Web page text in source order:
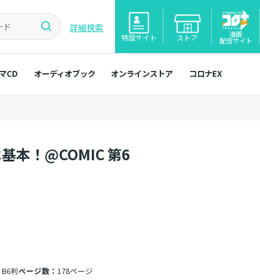
詳細検索
特設サイト ストア 漫画
配信サイト
CD オーディオブック オンラインストア コロナEX
本！@COMIC 第6
B6判ページ数：178ページ